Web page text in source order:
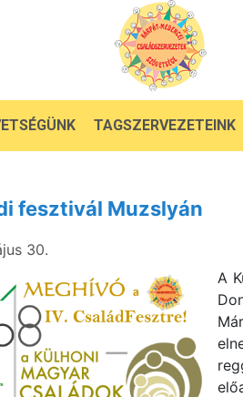
TAGSZERVEZETEINK
fesztivál Muzslyán
30.
A